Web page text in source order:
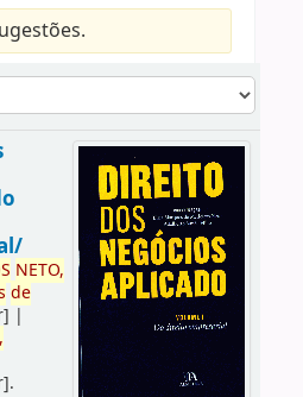
NETO,
de
|
.